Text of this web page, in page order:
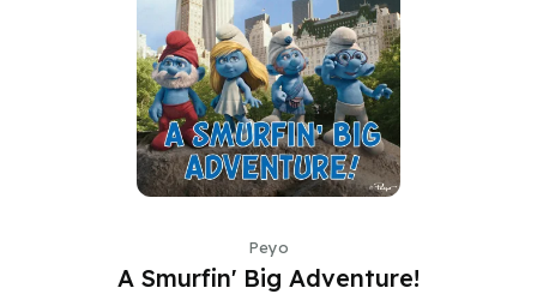
Peyo
A Smurfin' Big Adventure!